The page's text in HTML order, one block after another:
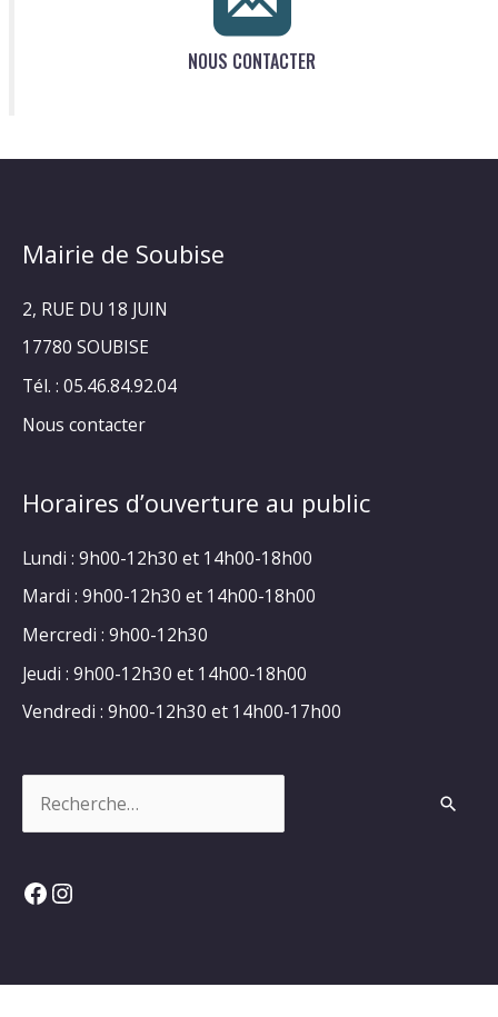
NOUS CONTACTER
Mairie de Soubise
2, RUE DU 18 JUIN
17780 SOUBISE
Tél. : 05.46.84.92.04
Nous contacter
Horaires d’ouverture au public
Lundi : 9h00-12h30 et 14h00-18h00
Mardi : 9h00-12h30 et 14h00-18h00
Mercredi : 9h00-12h30
Jeudi : 9h00-12h30 et 14h00-18h00
Vendredi : 9h00-12h30 et 14h00-17h00
Facebook
Instagram